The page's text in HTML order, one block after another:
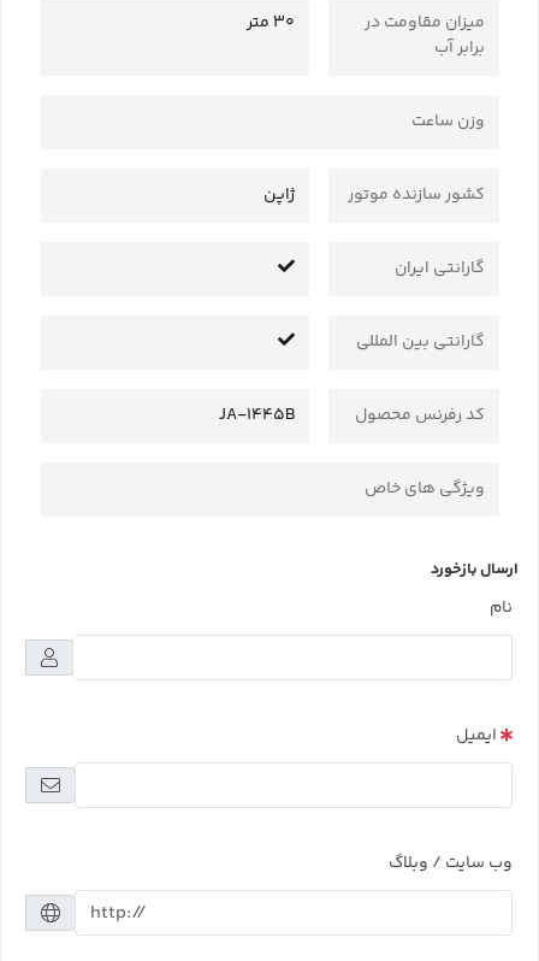
میزان مقاومت در
برابر آب
30 متر
وزن ساعت
کشور سازنده موتور ژاپن
گارانتی ایران
گارانتی بین المللی
کد رفرنس محصول JA-1445B
ویژگی های خاص
ارسال بازخورد
نام
ایمیل
وب سایت / وبلاگ